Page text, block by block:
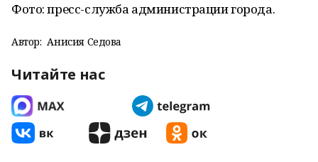
Фото: пресс-служба администрации города.
Автор: Анисия Седова
Читайте нас